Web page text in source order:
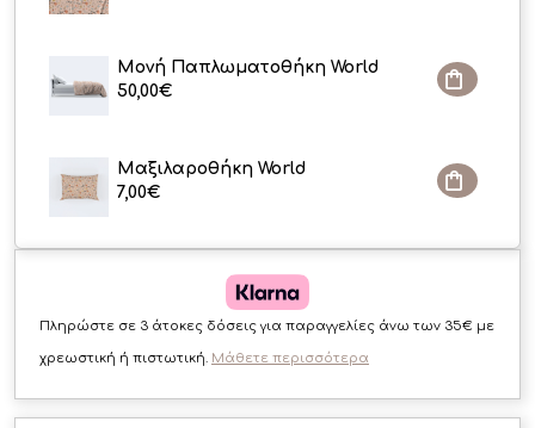
Μονή Παπλωματοθήκη World
50,00€
Μαξιλαροθήκη World
7,00€
Πληρώστε σε 3 άτοκες δόσεις για παραγγελίες άνω των 35€ με
χρεωστική ή πιστωτική. Μάθετε περισσότερα